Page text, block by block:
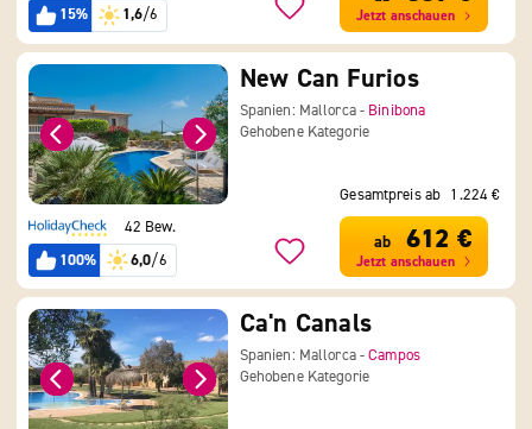
15%
1,6/6 Jetzt anschauen
New Can Furios
Spanien: Mallorca - Binibona
Gehobene Kategorie
42 Bew.
100%
6,0/6
Gesamtpreis ab 1.224 €
ab 612 €
Jetzt anschauen
Ca'n Canals
Spanien: Mallorca -Campos
Gehobene Kategorie